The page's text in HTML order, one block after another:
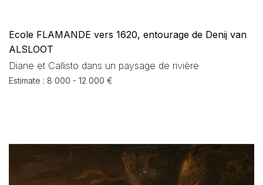
Ecole FLAMANDE vers 1620, entourage de Denij van
ALSLOOT
Diane et Callisto dans un paysage de rivière
Estimate : 8 000 - 12 000 €